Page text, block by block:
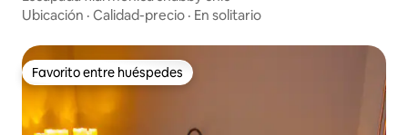
Ubicación · Calidad-precio · En solitario
Favorito entre huéspedes
Favorito entre huéspedes